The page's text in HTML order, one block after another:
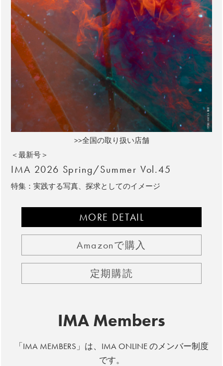
>>全国の取り扱い店舗
＜最新号＞
IMA 2026 Spring/Summer Vol.45
特集：実践する写真、探求としてのイメージ
MORE DETAIL
Amazonで購入
定期購読
IMA Members
「IMA MEMBERS」は、IMA ONLINE のメンバー制度
です。